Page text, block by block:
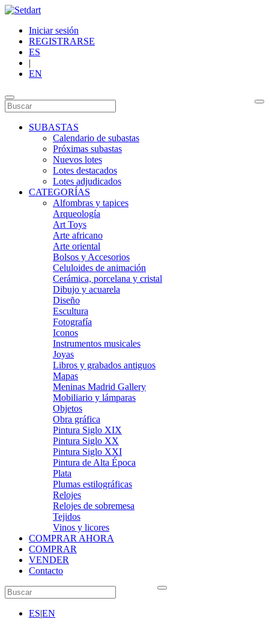
Iniciar sesión
REGISTRARSE
ES
|
EN
SUBASTAS
Calendario de subastas
Próximas subastas
Nuevos lotes
Lotes destacados
Lotes adjudicados
CATEGORÍAS
Alfombras y tapices
Arqueología
Art Toys
Arte africano
Arte oriental
Bolsos y Accesorios
Celuloides de animación
Cerámica, porcelana y cristal
Dibujo y acuarela
Diseño
Escultura
Fotografía
Iconos
Instrumentos musicales
Joyas
Libros y grabados antiguos
Mapas
Meninas Madrid Gallery
Mobiliario y lámparas
Objetos
Obra gráfica
Pintura Siglo XIX
Pintura Siglo XX
Pintura Siglo XXI
Pintura de Alta Época
Plata
Plumas estilográficas
Relojes
Relojes de sobremesa
Tejidos
Vinos y licores
COMPRAR AHORA
COMPRAR
VENDER
Contacto
ES|EN